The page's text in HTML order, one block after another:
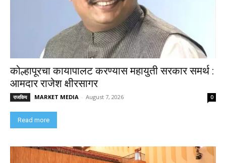
कोल्हापूरचा कायापालट करण्यास महायुती सरकार समर्थ :
आमदार राजेश क्षीरसागर
राजकिय MARKET MEDIA - August 7, 2026 0
Read more